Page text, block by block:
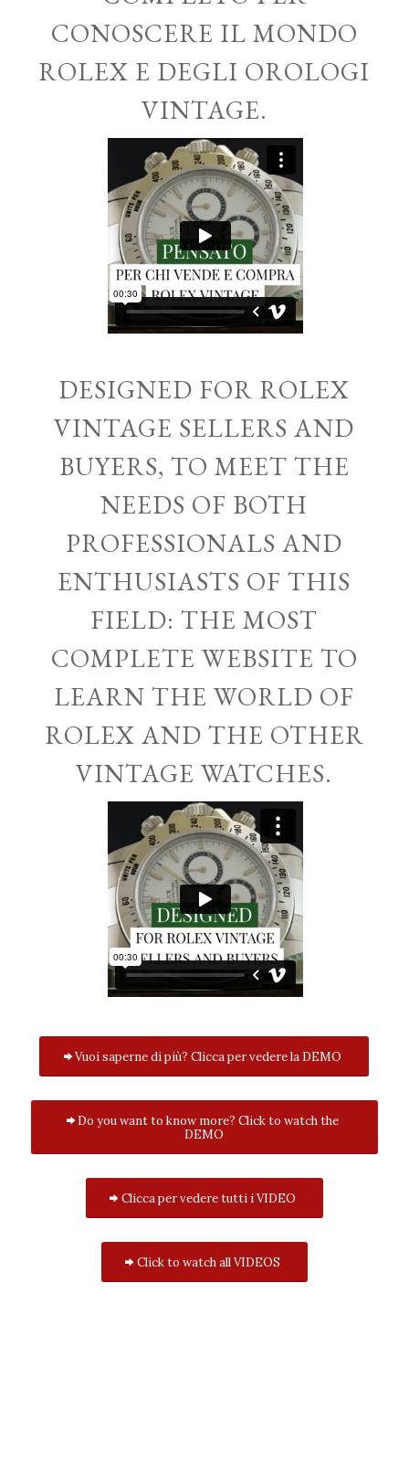
CONOSCERE IL MONDO
ROLEX E DEGLI OROLOGI
VINTAGE.
DESIGNED FOR ROLEX
VINTAGE SELLERS AND
BUYERS, TO MEET THE
NEEDS OF BOTH
PROFESSIONALS AND
ENTHUSIASTS OF THIS
FIELD: THE MOST
COMPLETE WEBSITE TO
LEARN THE WORLD OF
ROLEX AND THE OTHER
VINTAGE WATCHES.
Vuoi saperne di più? Clicca per vedere la DEMO
Do you want to know more? Click to watch the
DEMO
Clicca per vedere tutti i VIDEO
Click to watch all VIDEOS